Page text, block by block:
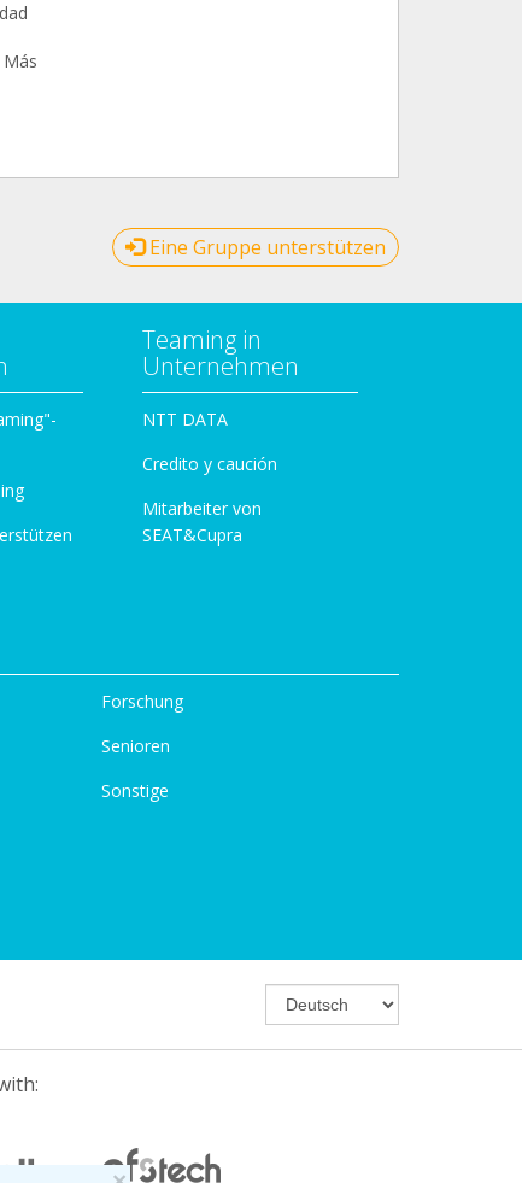
Eine Gruppe unterstützen
Teaming in
Unternehmen
NTT DATA
Credito y caución
Mitarbeiter von
SEAT&Cupra
Forschung
Senioren
Sonstige